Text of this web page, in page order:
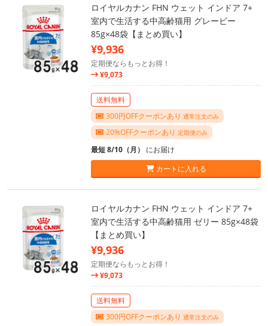
ロイヤルカナン FHN ウェット インドア 7+
室内で生活する中高齢猫用 グレービー
85g×48袋【まとめ買い】
¥9,936
定期便ならもっとお得！
¥9,073
送料無料
300円OFFクーポンあり 通常注文のみ
20%OFFクーポンあり 定期便のみ
最短 8/10（月） にお届け
カートに入れる
ロイヤルカナン FHN ウェット インドア 7+
室内で生活する中高齢猫用 ゼリー 85g×48袋
【まとめ買い】
¥9,936
定期便ならもっとお得！
¥9,073
送料無料
300円OFFクーポンあり 通常注文のみ